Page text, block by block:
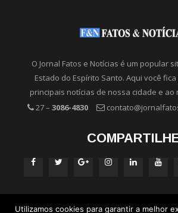
O Jornal Fatos e Notícias é um popular
Estado do Espírito Santo. Aqui você
principais notícias de nossa cidade e ao
27 – 3086-4830
Utilizamos cookies para garantir a melhor